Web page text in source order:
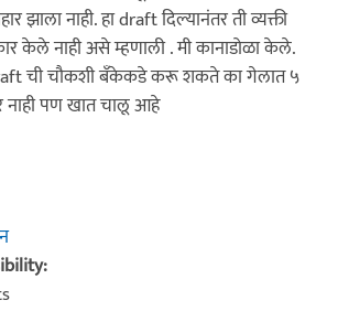
झाला नाही. हा draft दिल्यानंतर ती व्यक्ती
केले नाही असे म्हणाली . मी कानाडोळा केले.
draft ची चौकशी बँकेकडे करू शकते का गेलात ५
नाही पण खात चालू आहे